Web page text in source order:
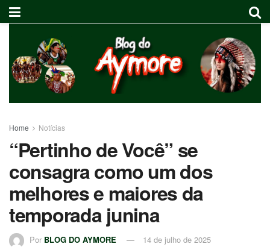
Home Notícias
“Pertinho de Você” se
consagra como um dos
melhores e maiores da
temporada junina
Por BLOG DO AYMORE 14 de julho de 2025